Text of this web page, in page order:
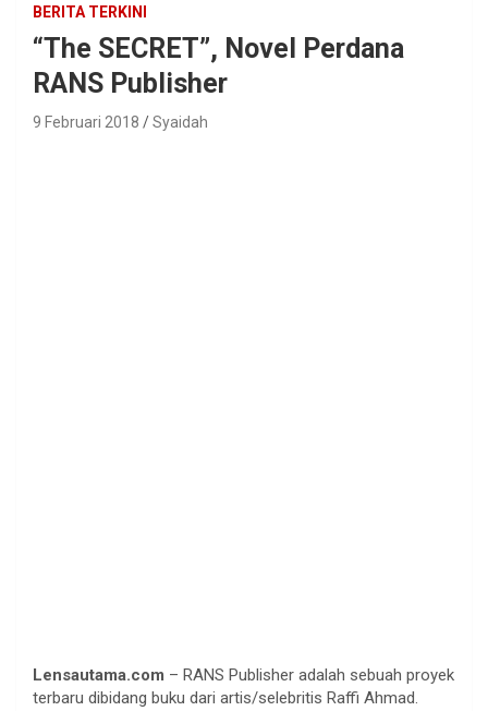
BERITA TERKINI
“The SECRET”, Novel Perdana
RANS Publisher
9 Februari 2018 Syaidah
Lensautama.com – RANS Publisher adalah sebuah proyek
terbaru dibidang buku dari artis/selebritis Raffi Ahmad.